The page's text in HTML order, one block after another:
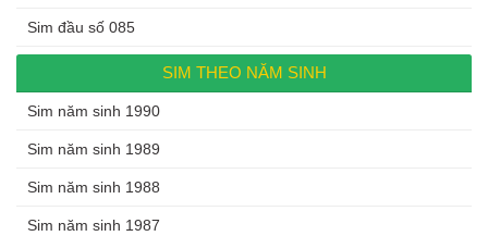
Sim đầu số 085
SIM THEO NĂM SINH
Sim năm sinh 1990
Sim năm sinh 1989
Sim năm sinh 1988
Sim năm sinh 1987